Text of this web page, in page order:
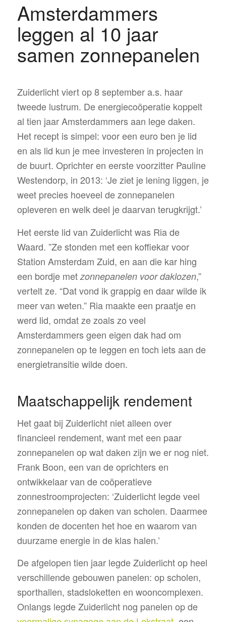
Amsterdammers
leggen al 10 jaar
samen zonnepanelen
Zuiderlicht viert op 8 september a.s. haar
tweede lustrum. De energiecoöperatie koppelt
al tien jaar Amsterdammers aan lege daken.
Het recept is simpel: voor een euro ben je lid
en als lid kun je mee investeren in projecten in
de buurt. Oprichter en eerste voorzitter Pauline
Westendorp, in 2013: ‘Je ziet je lening liggen, je
weet precies hoeveel de zonnepanelen
opleveren en welk deel je daarvan terugkrijgt.’
Het eerste lid van Zuiderlicht was Ria de
Waard. ”Ze stonden met een koffiekar voor
Station Amsterdam Zuid, en aan die kar hing
een bordje met zonnepanelen voor daklozen,”
vertelt ze. “Dat vond ik grappig en daar wilde ik
meer van weten.” Ria maakte een praatje en
werd lid, omdat ze zoals zo veel
Amsterdammers geen eigen dak had om
zonnepanelen op te leggen en toch iets aan de
energietransitie wilde doen.
Maatschappelijk rendement
Het gaat bij Zuiderlicht niet alleen over
financieel rendement, want met een paar
zonnepanelen op wat daken zijn we er nog niet.
Frank Boon, een van de oprichters en
ontwikkelaar van de coöperatieve
zonnestroomprojecten: ‘Zuiderlicht legde veel
zonnepanelen op daken van scholen. Daarmee
konden de docenten het hoe en waarom van
duurzame energie in de klas halen.’
De afgelopen tien jaar legde Zuiderlicht op heel
verschillende gebouwen panelen: op scholen,
sporthallen, stadsloketten en wooncomplexen.
Onlangs legde Zuiderlicht nog panelen op de